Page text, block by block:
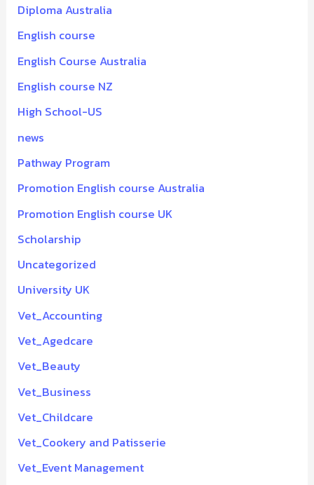
Diploma Australia
English course
English Course Australia
English course NZ
High School-US
news
Pathway Program
Promotion English course Australia
Promotion English course UK
Scholarship
Uncategorized
University UK
Vet_Accounting
Vet_Agedcare
Vet_Beauty
Vet_Business
Vet_Childcare
Vet_Cookery and Patisserie
Vet_Event Management